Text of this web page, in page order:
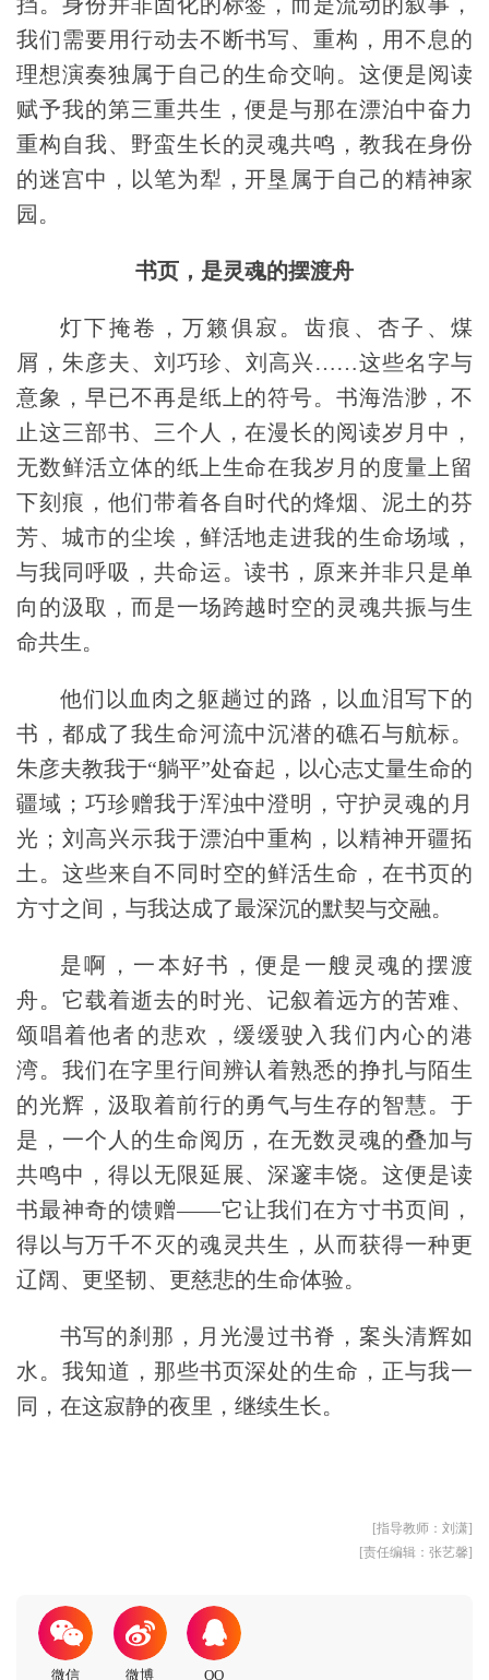
我们需要用行动去不断书写、重构，用不息的
理想演奏独属于自己的生命交响。这便是阅读
赋予我的第三重共生，便是与那在漂泊中奋力
重构自我、野蛮生长的灵魂共鸣，教我在身份
的迷宫中，以笔为犁，开垦属于自己的精神家
园。
书页，是灵魂的摆渡舟
灯下掩卷，万籁俱寂。齿痕、杏子、煤
屑，朱彦夫、刘巧珍、刘高兴……这些名字与
意象，早已不再是纸上的符号。书海浩渺，不
止这三部书、三个人，在漫长的阅读岁月中，
无数鲜活立体的纸上生命在我岁月的度量上留
下刻痕，他们带着各自时代的烽烟、泥土的芬
芳、城市的尘埃，鲜活地走进我的生命场域，
与我同呼吸，共命运。读书，原来并非只是单
向的汲取，而是一场跨越时空的灵魂共振与生
命共生。
他们以血肉之躯趟过的路，以血泪写下的
书，都成了我生命河流中沉潜的礁石与航标。
朱彦夫教我于“躺平”处奋起，以心志丈量生命的
疆域；巧珍赠我于浑浊中澄明，守护灵魂的月
光；刘高兴示我于漂泊中重构，以精神开疆拓
土。这些来自不同时空的鲜活生命，在书页的
方寸之间，与我达成了最深沉的默契与交融。
是啊，一本好书，便是一艘灵魂的摆渡
舟。它载着逝去的时光、记叙着远方的苦难、
颂唱着他者的悲欢，缓缓驶入我们内心的港
湾。我们在字里行间辨认着熟悉的挣扎与陌生
的光辉，汲取着前行的勇气与生存的智慧。于
是，一个人的生命阅历，在无数灵魂的叠加与
共鸣中，得以无限延展、深邃丰饶。这便是读
书最神奇的馈赠——它让我们在方寸书页间，
得以与万千不灭的魂灵共生，从而获得一种更
辽阔、更坚韧、更慈悲的生命体验。
书写的刹那，月光漫过书脊，案头清辉如
水。我知道，那些书页深处的生命，正与我一
同，在这寂静的夜里，继续生长。
[指导教师：刘潇]
[责任编辑：张艺馨]